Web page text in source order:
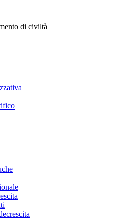
di civiltà